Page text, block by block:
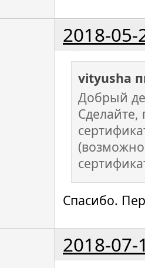
2018-05-
vityusha
Добрый
Сделайте,
Спасибо.
2018-07-